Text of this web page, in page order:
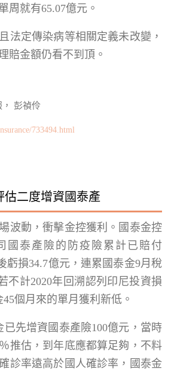
周就有65.07億元。
法定傳染病等相關定義未改變，
賠金額仍看不到頂。
， 彭禎伶
733494.html
估二度增資國泰產
波動，衝擊金控獲利。國泰金控
國泰產險的防疫險累計已賠付
虧損34.7億元，連累國泰金9月稅
不計2020年回溯認列印尼投資損
個月來的單月獲利新低。
已先增資國泰產險100億元，當時
推估，到年底應都算足夠，不料
診率遠高於國人確診率，國泰金